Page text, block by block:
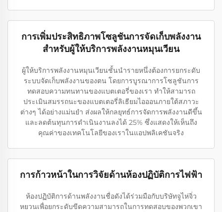
การเพิ่มประสิทธิภาพโซลูชันการจัดเก็บพลังงาน
สำหรับผู้ให้บริการพลังงานหมุนเวียน
ผู้ให้บริการพลังงานหมุนเวียนชั้นนำรายหนึ่งต้องการยกระดับ
ระบบจัดเก็บพลังงานของตน โดยการบูรณาการโซลูชันการ
ทดสอบความทนทานของแบตเตอรี่ของเรา ทำให้สามารถ
ประเมินสมรรถนะของแบตเตอรี่ลิเธียมไอออนภายใต้สภาวะ
ต่างๆ ได้อย่างแม่นยำ ส่งผลให้กลยุทธ์การจัดการพลังงานดีขึ้น
และลดต้นทุนการดำเนินงานลงได้ 25% ซึ่งแสดงให้เห็นถึง
คุณค่าของเทคโนโลยีของเราในแอปพลิเคชันจริง
การก้าวหน้าในการวิจัยด้านห้องปฏิบัติการไฟฟ้า
ห้องปฏิบัติการด้านพลังงานชื่อดังได้ร่วมมือกับบริษัทจูไห่จิ่ว
หยวนเพื่อยกระดับขีดความสามารถในการทดสอบของพวกเขา